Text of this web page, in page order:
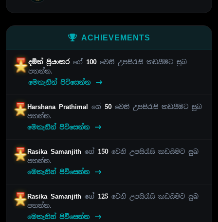
ACHIEVEMENTS
දමිත් ප්‍රියංකරගේ 100වෙනි උපසිරැසි කඩයීමට සුබ
පතන්න.
මෙතැනින් පිවිසෙන්න
Harshana Prathimal ගේ 50වෙනි උපසිරැසි කඩයීමට සුබ
පතන්න.
මෙතැනින් පිවිසෙන්න
Rasika Samanjithගේ 150වෙනි උපසිරැසි කඩයීමට සුබ
පතන්න.
මෙතැනින් පිවිසෙන්න
Rasika Samanjithගේ 125 වෙනි උපසිරැසි කඩයීමට සුබ
පතන්න.
මෙතැනින් පිවිසෙන්න